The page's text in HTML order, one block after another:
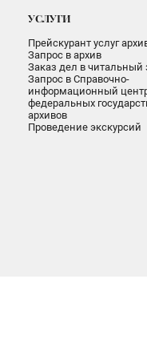
УСЛУГИ
Прейскурант услуг
Запрос в архив
Заказ дел в читальный
Запрос в Справочно-
информационный
федеральных
архивов
Проведение экскурсий